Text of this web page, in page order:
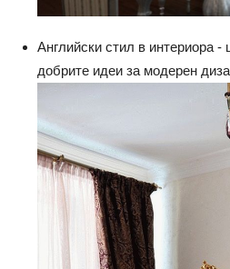
Английски стил в интериора -
добрите идеи за модерен